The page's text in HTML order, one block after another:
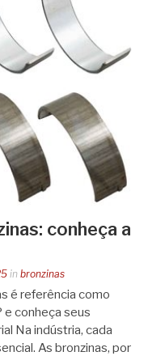
conheça a
in bronzinas
é referência como
e conheça seus
Na indústria, cada
As bronzinas, por